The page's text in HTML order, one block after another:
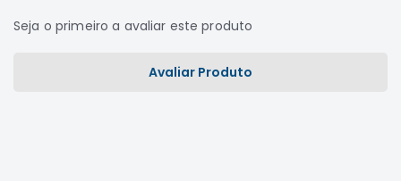
Elétrica
Seja o primeiro a avaliar este produto
Avaliar Produto